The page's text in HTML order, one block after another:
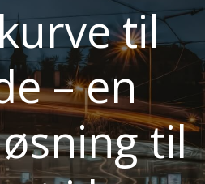
til
– en
til